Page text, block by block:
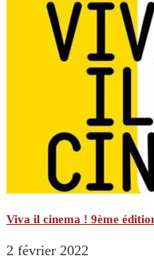
Viva il cinema ! 9ème
2 février 2022